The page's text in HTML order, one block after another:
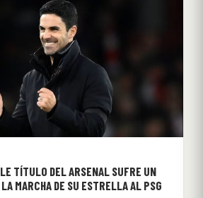
TÍTULO DEL ARSENAL SUFRE UN
MARCHA DE SU ESTRELLA AL PSG